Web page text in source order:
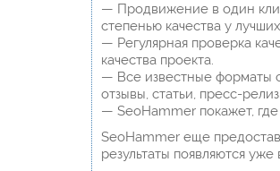
— Продвижение в один
степенью качества у
— Регулярная проверка
качества проекта.
— Все известные форматы
отзывы, статьи, пресс-
— SeoHammer покажет,
SeoHammer еще
результаты появляются